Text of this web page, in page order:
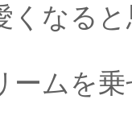
くなる
ームを